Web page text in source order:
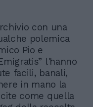
con una
polemica
Pio e
l'hanno
facili, banali,
in mano la
come quella